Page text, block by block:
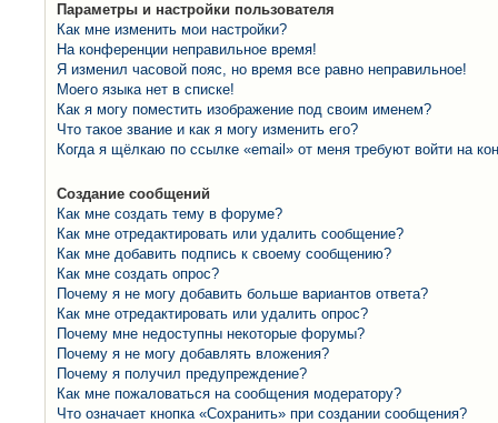
Параметры и настройки пользователя
Как мне изменить мои настройки?
На конференции неправильное время!
Я изменил часовой пояс, но время все равно неправильное!
Моего языка нет в списке!
Как я могу поместить изображение под своим именем?
Что такое звание и как я могу изменить его?
Когда я щёлкаю по ссылке «email» от меня требуют войти на
Создание сообщений
Как мне создать тему в форуме?
Как мне отредактировать или удалить сообщение?
Как мне добавить подпись к своему сообщению?
Как мне создать опрос?
Почему я не могу добавить больше вариантов ответа?
Как мне отредактировать или удалить опрос?
Почему мне недоступны некоторые форумы?
Почему я не могу добавлять вложения?
Почему я получил предупреждение?
Как мне пожаловаться на сообщения модератору?
Что означает кнопка «Сохранить» при создании сообщения?